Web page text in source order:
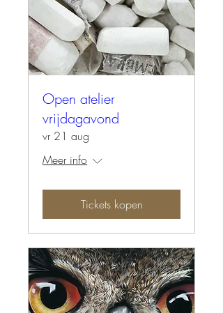
Open atelier
vrijdagavond
vr 21 aug
Meer info
Tickets kopen